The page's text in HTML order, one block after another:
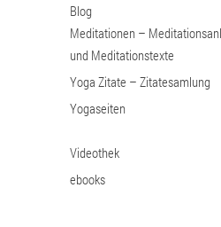
Blog
Meditationen –
und Meditationstexte
Yoga Zitate – Zitatesamlung
Yogaseiten
Videothek
ebooks